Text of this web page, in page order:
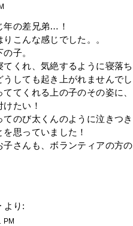
年の差兄弟…！
こんな感じでした。。
子。
くれ、気絶するように寝落ち
しても起き上がれませんでし
てくれる上の子のその姿に
たい！
てのび太くんのように泣きつ
思っていました！
子さんも、ボランティアの方
より:
PM